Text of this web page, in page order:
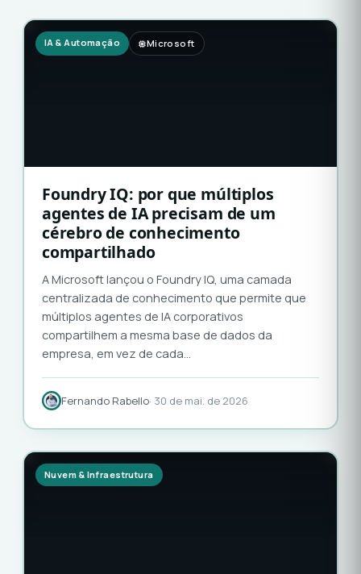
IA & Automação Microsoft
Foundry IQ: por que múltiplos
agentes de IA precisam de um
cérebro de conhecimento
compartilhado
A Microsoft lançou o Foundry IQ, uma camada
centralizada de conhecimento que permite que
múltiplos agentes de IA corporativos
compartilhem a mesma base de dados da
empresa, em vez de cada…
Fernando Rabello· 30 de mai. de 2026
Nuvem & Infraestrutura